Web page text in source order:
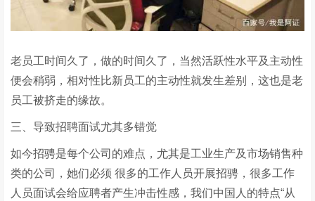
老员工时间久了，做的时间久了，当然活跃性水平及主动性
便会稍弱，相对性比新员工的主动性就发生差别，这也是老
员工被挤走的缘故。
三、导致招聘面试尤其多错觉
如今招骋是每个公司的难点，尤其是工业生产及市场销售种
类的公司，她们必须 很多的工作人员开展招骋，很多工作
人员面试会给应聘者产生冲击性感，我们中国人的特点“从